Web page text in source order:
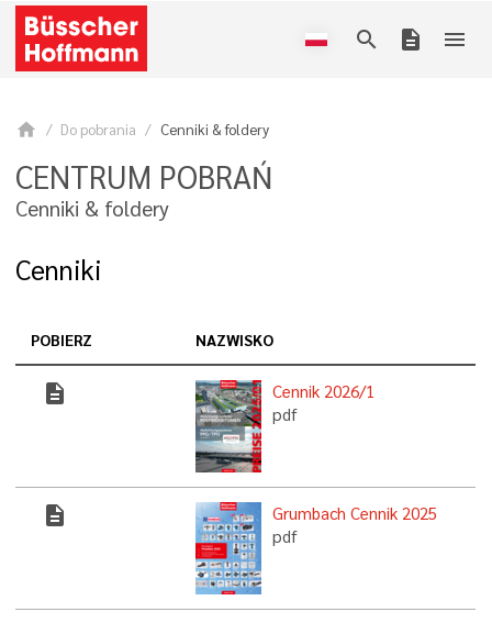
search description menu
home Do pobrania Cenniki & foldery
CENTRUM POBRAŃ
Cenniki & foldery
Cenniki
POBIERZ NAZWISKO
description
Cennik 2026/1
pdf
description
Grumbach Cennik 2025
pdf